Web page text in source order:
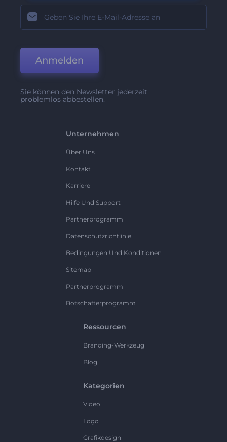
Anmelden
Sie können den Newsletter jederzeit
problemlos abbestellen.
Unternehmen
Über Uns
Kontakt
Karriere
Hilfe Und Support
Partnerprogramm
Datenschutzrichtlinie
Bedingungen Und Konditionen
Sitemap
Partnerprogramm
Botschafterprogramm
Ressourcen
Branding-Werkzeug
Blog
Kategorien
Video
Logo
Grafikdesign